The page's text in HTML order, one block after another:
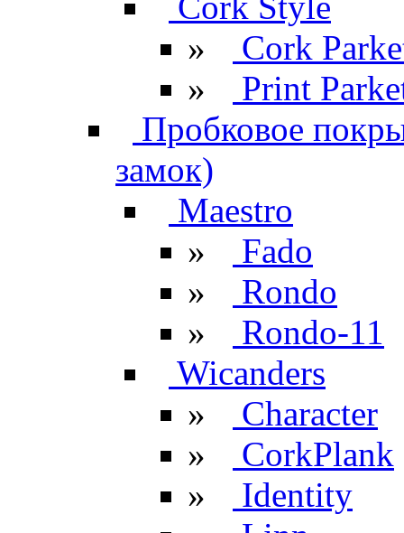
»
Cork
»
Print
Пробковое
замок)
Maestro
»
Fado
»
Rondo
»
Rondo-11
Wicanders
»
Character
»
CorkPlank
»
Identity